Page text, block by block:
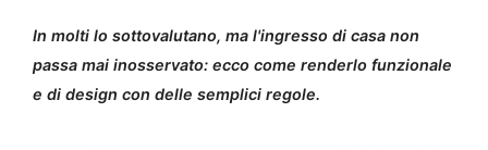
In molti lo sottovalutano, ma l'ingresso di casa non
passa mai inosservato: ecco come renderlo funzionale
e di design con delle semplici regole.